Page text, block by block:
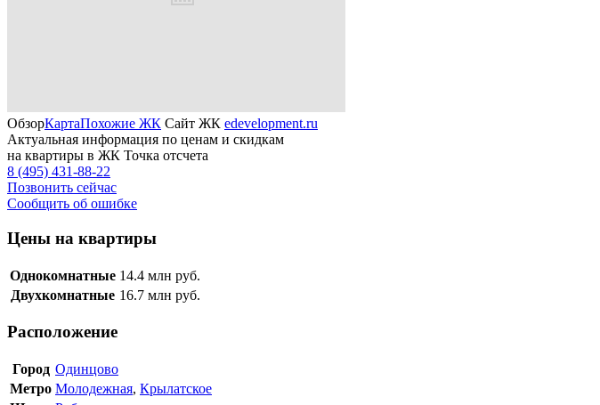
ОбзорКартаПохожие ЖК Сайт ЖК edevelopment.ru
Актуальная информация по ценам и скидкам
на квартиры в ЖК Точка отсчета
8 (495) 431-88-22
Позвонить сейчас
Сообщить об ошибке
Цены на квартиры
Однокомнатные 14.4 млн руб.
Двухкомнатные 16.7 млн руб.
Расположение
Город Одинцово
Метро Молодежная, Крылатское